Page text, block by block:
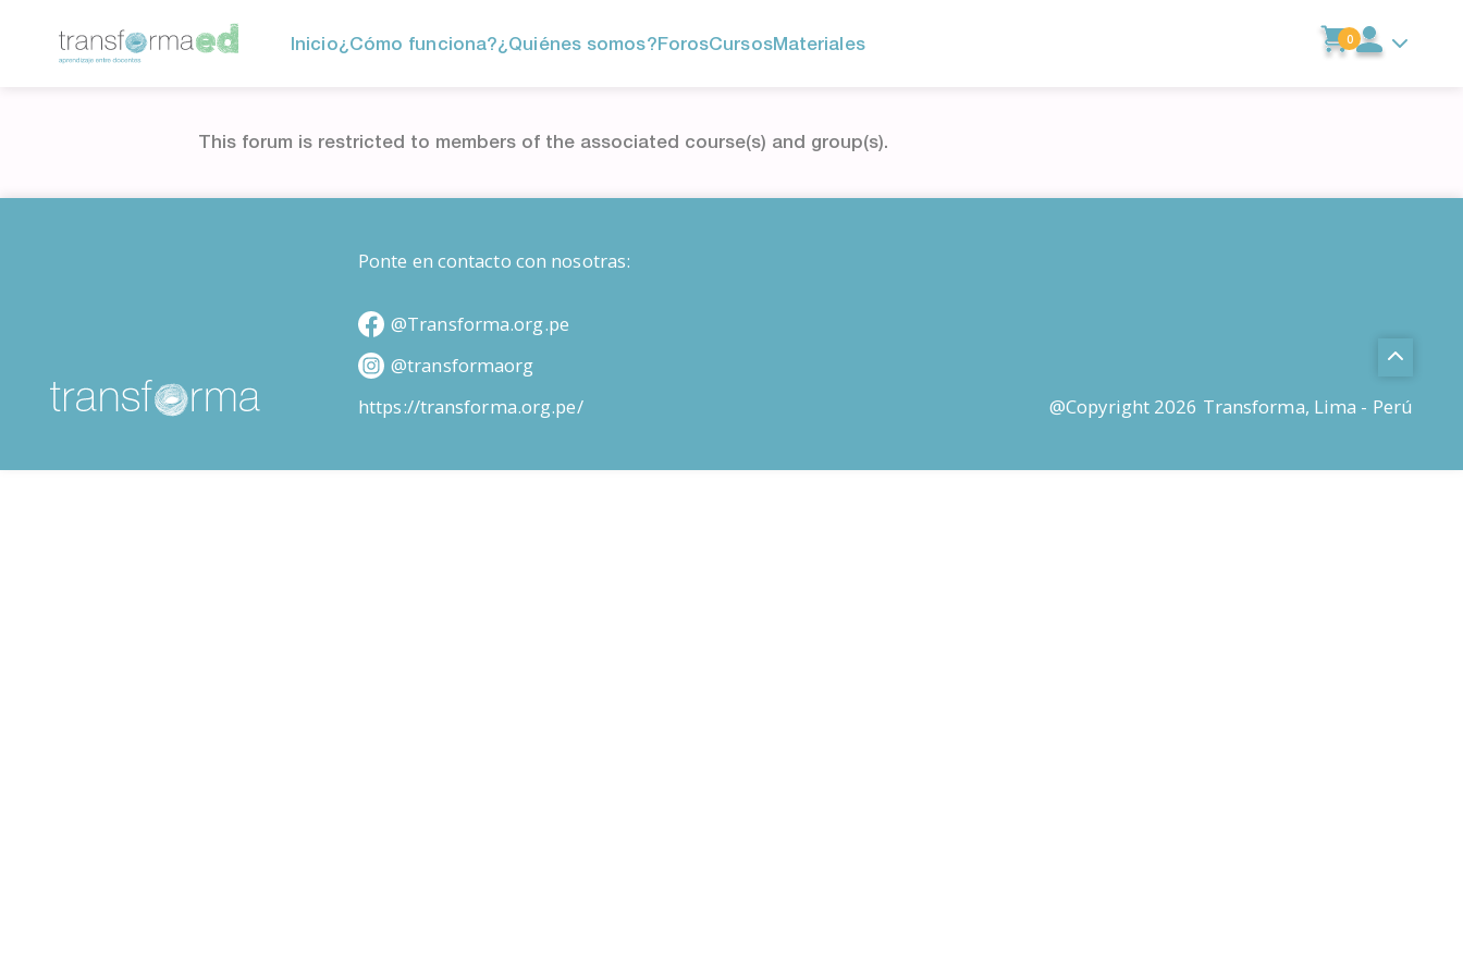
Inicio¿Cómo funciona?¿Quiénes somos?ForosCursosMateriales 0
This forum is restricted to members of the associated course(s) and group(s).
Ponte en contacto con nosotras:
@Transforma.org.pe
@transformaorg
https://transforma.org.pe/
@Copyright 2026 Transforma, Lima - Perú